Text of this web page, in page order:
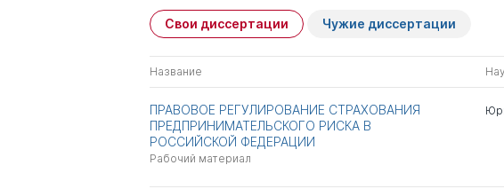
Свои диссертации Чужие диссертации
Название
ПРАВОВОЕ РЕГУЛИРОВАНИЕ СТРАХОВАНИЯ
ПРЕДПРИНИМАТЕЛЬСКОГО РИСКА В
РОССИЙСКОЙ ФЕДЕРАЦИИ
Рабочий материал